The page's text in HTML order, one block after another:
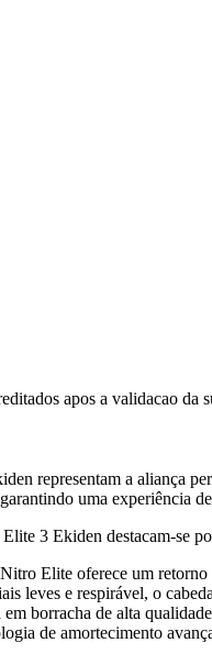
apos a validacao da
representam a aliança
uma experiência
3 Ekiden destacam-se
Elite oferece um retorno
leves e respirável, o
borracha de alta
de amortecimento